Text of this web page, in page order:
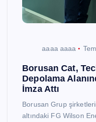
aaaa aaaa
Borusan Cat,
Depolama
İmza Attı
Borusan Grup
altındaki FG Wilson